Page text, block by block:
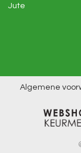
Jute
Algemene